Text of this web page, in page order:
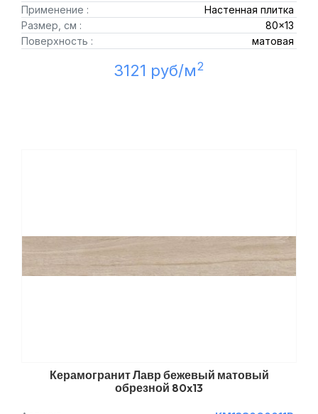
Применение :
Настенная плитка
Размер, см :
80x13
Поверхность :
матовая
3121 руб/м2
Керамогранит Лавр бежевый матовый
обрезной 80x13